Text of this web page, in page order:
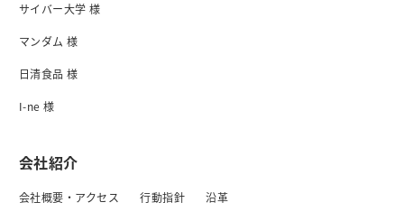
サイバー大学 様
マンダム 様
日清食品 様
I-ne 様
会社紹介
会社概要・アクセス 行動指針 沿革